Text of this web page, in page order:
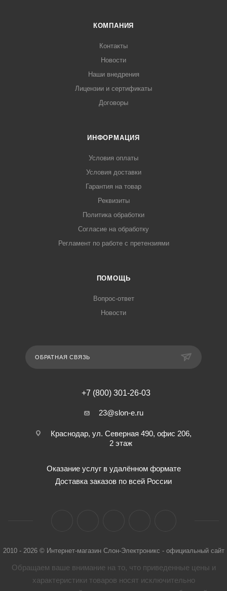
КОМПАНИЯ
Контакты
Новости
Наши внедрения
Лицензии и сертификаты
Договоры
ИНФОРМАЦИЯ
Условия оплаты
Условия доставки
Гарантия на товар
Реквизиты
Политика обработки
Согласие на обработку
Регламент по работе с претензиями
ПОМОЩЬ
Вопрос-ответ
Новости
ОБРАТНАЯ СВЯЗЬ
+7 (800) 301-26-03
23@slon-e.ru
Краснодар, ул. Северная 490, офис 206,
2 этаж
Оказание услуг в удалённом формате
Доставка заказов по всей России
2010 - 2026 © Интернет-магазин Слон-Электроникс - официальный сайт
Обращаем ваше внимание на то, что приведенные цены и
характеристики товaров носят исключительно